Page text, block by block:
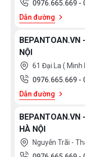
0976.665.669 -
Dẫn đường
NỘI
61 Đại La ( Minh
0976.665.669 -
Dẫn đường
BEPANTOAN.VN
HÀ NỘI
Nguyễn Trãi -